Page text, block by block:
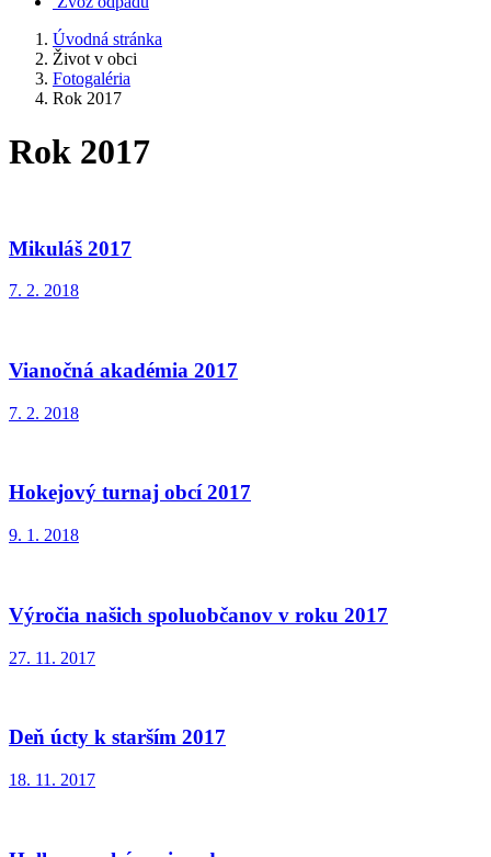
Úvodná stránka
Život v obci
Fotogaléria
Rok 2017
Rok 2017
Mikuláš 2017
7. 2. 2018
Vianočná akadémia 2017
7. 2. 2018
Hokejový turnaj obcí 2017
9. 1. 2018
Výročia našich spoluobčanov v roku 2017
27. 11. 2017
Deň úcty k starším 2017
18. 11. 2017